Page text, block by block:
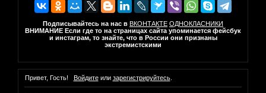
Подписывайтесь на нас в ВКОНТАКТЕ ОДНОКЛАСНИКИ
ВНИМАНИЕ Если где то на страницах сайта упоминается фейсбук
и инстаграм, то знайте, что в России они признаны
экстремистскими
Привет, Гость! Войдитеили зарегистрируйтесь.